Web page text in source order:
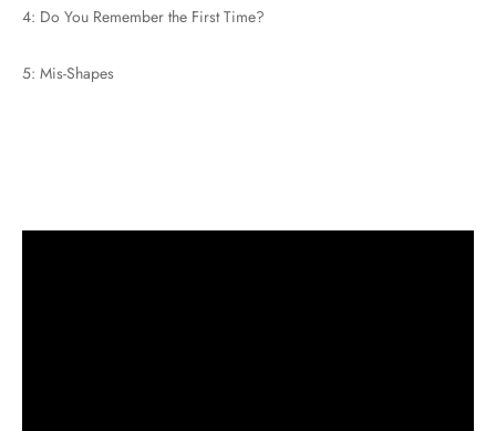
4: Do You Remember the First Time?
5: Mis-Shapes